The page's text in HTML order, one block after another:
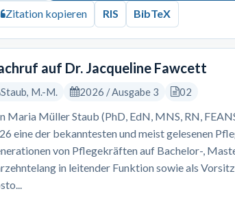
Zitation kopieren RIS BibTeX
auf Dr. Jacqueline Fawcett
Staub, M.-M. 2026 / Ausgabe 3 02
Maria Müller Staub (PhD, EdN, MNS, RN,
eine der bekanntesten und meist gelesenen
von Pflegekräften auf Bachelor-,
in leitender Funktion sowie als